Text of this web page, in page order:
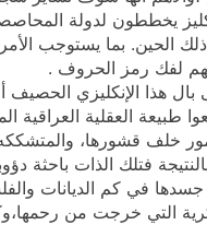
يخططون لدولة
الحين. بما يستوجب
لفك رمز الحروف .
هذا الإنكليزي الحصيف
طبيعة العقلية العراقية
خلف قشورها،
فتلك الذات باحثة
جسدها في كم الديانات
التي خرجت من